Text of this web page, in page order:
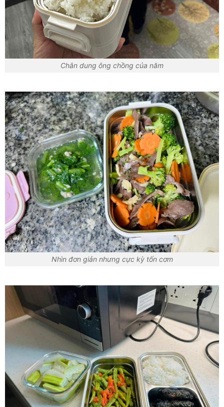
Chân dung ông chồng của năm
Nhìn đơn giản nhưng cực kỳ tốn cơm